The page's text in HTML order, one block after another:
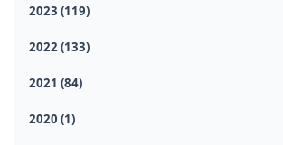
2023 (119)
2022 (133)
2021 (84)
2020 (1)